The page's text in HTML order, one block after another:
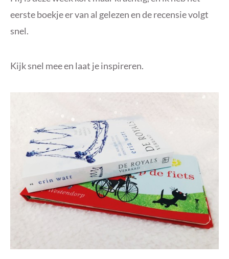
eerste boekje er van al gelezen en de recensie volgt
snel.
Kijk snel mee en laat je inspireren.